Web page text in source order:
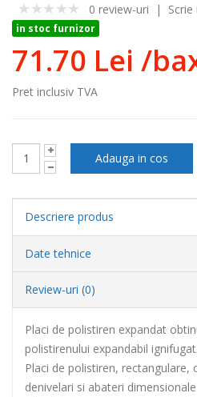
0
0 review-uri |
in stoc furnizor
71.70 Lei /
Pret inclusiv TVA
Descriere produs
Date tehnice
Review-uri (0)
Placi de polistiren expandat
polistirenului expandabil ignifugat.
Placi de polistiren, rectangulare,
denivelari si abateri